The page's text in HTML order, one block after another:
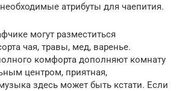
атрибуты для чаепития.
могут разместиться
чая, травы, мед, варенье.
комфорта дополняют комнату
центром, приятная,
здесь может быть кстати. Если